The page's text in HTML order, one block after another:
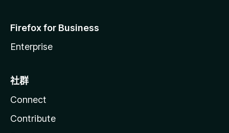
Firefox for Business
Enterprise
社群
Connect
Contribute